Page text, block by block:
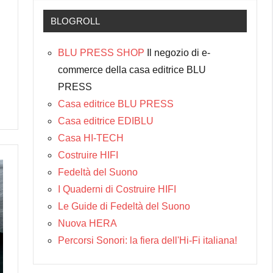
BLOGROLL
BLU PRESS SHOP Il negozio di e-
commerce della casa editrice BLU
PRESS
Casa editrice BLU PRESS
Casa editrice EDIBLU
Casa HI-TECH
Costruire HIFI
Fedeltà del Suono
I Quaderni di Costruire HIFI
Le Guide di Fedeltà del Suono
Nuova HERA
Percorsi Sonori: la fiera dell'Hi-Fi italiana!